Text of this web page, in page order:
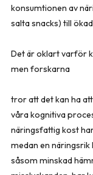
konsumtionen av
salta snacks) till
Det är oklart varför
men forskarna
tror att det kan ha
våra kognitiva
näringsfattig kost
medan en
såsom minskad